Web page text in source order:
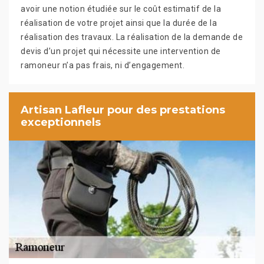
avoir une notion étudiée sur le coût estimatif de la
réalisation de votre projet ainsi que la durée de la
réalisation des travaux. La réalisation de la demande de
devis d’un projet qui nécessite une intervention de
ramoneur n’a pas frais, ni d’engagement.
Artisan Lafleur pour des prestations
exceptionnels